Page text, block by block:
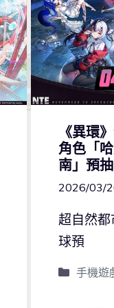
《異環
角色「
南」預
2026/03/
超自然
球預
手機遊